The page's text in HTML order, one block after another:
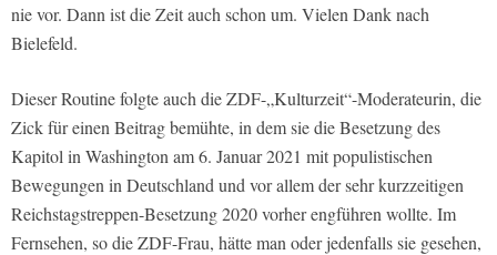
nie vor. Dann ist die Zeit auch schon um. Vielen Dank nach
Bielefeld.
Dieser Routine folgte auch die ZDF-„Kulturzeit“-Moderateurin, die
Zick für einen Beitrag bemühte, in dem sie die Besetzung des
Kapitol in Washington am 6. Januar 2021 mit populistischen
Bewegungen in Deutschland und vor allem der sehr kurzzeitigen
Reichstagstreppen-Besetzung 2020 vorher engführen wollte. Im
Fernsehen, so die ZDF-Frau, hätte man oder jedenfalls sie gesehen,